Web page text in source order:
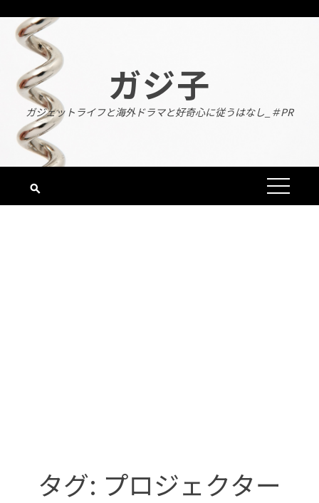
content
ガジ子
ガジェットライフと海外ドラマと好奇心に従うはなし_＃PR
タグ: プロジェクター